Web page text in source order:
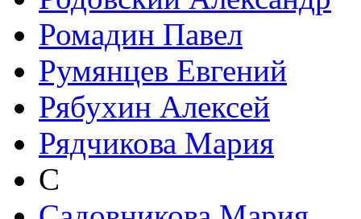
Ромадин Павел
Румянцев Евгений
Рябухин Алексей
Рядчикова Мария
С